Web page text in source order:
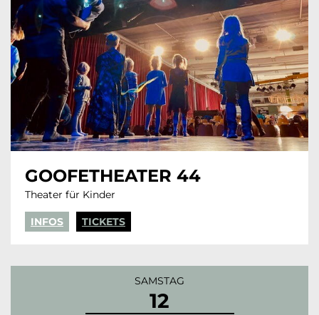
GOOFETHEATER 44
Theater für Kinder
INFOS TICKETS
SAMSTAG
12